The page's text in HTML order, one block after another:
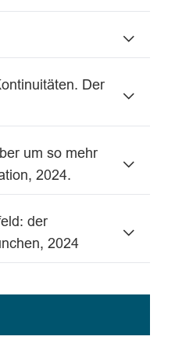
Der
um so mehr
2024.
der
2024